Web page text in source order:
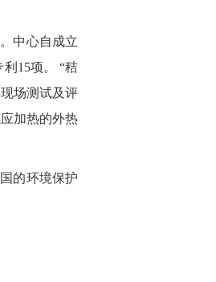
中心自成立
15项。 “秸
场测试及评
加热的外热
的环境保护